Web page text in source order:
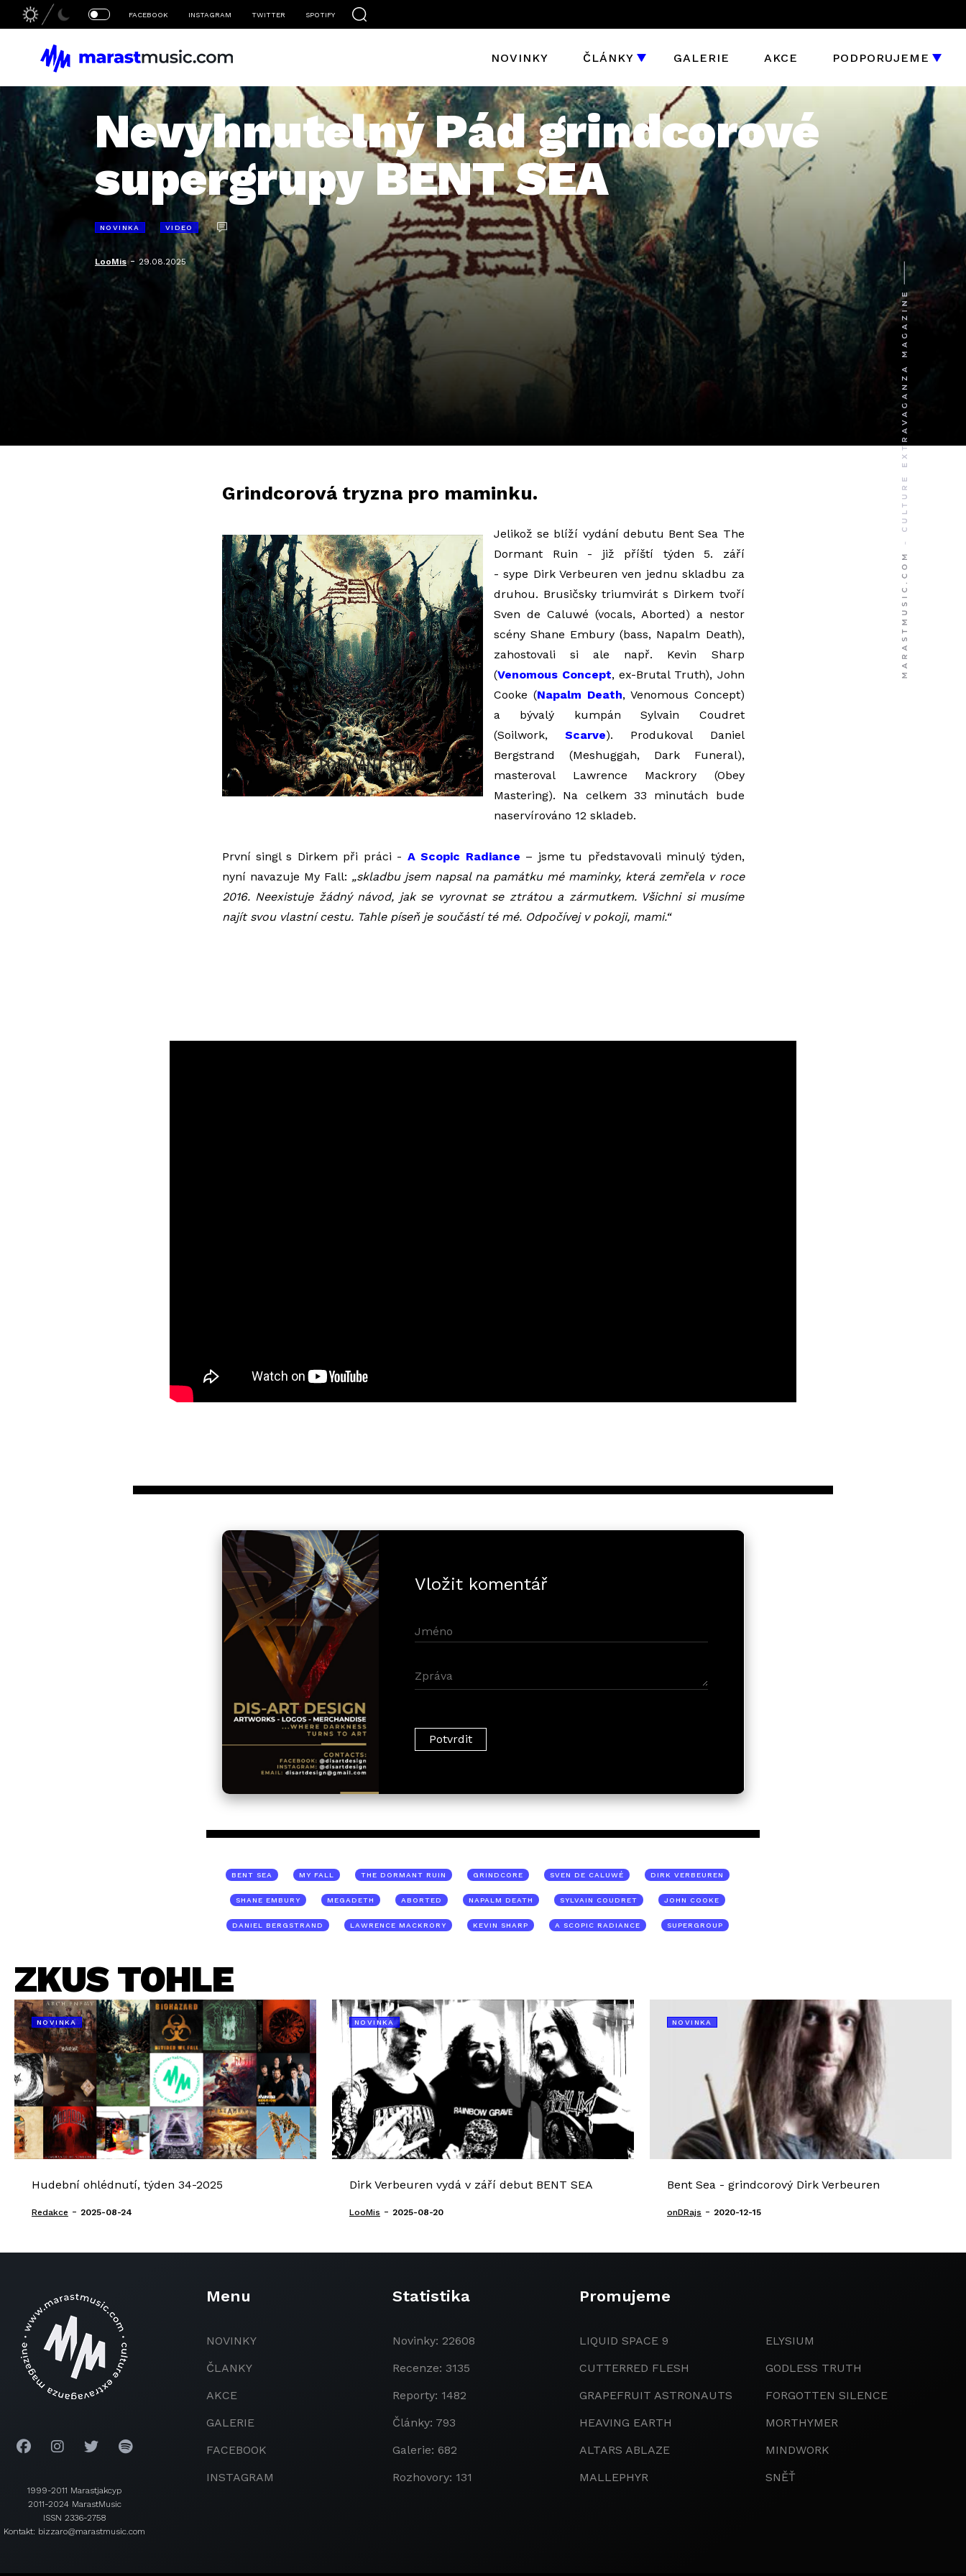
FACEBOOK INSTAGRAM TWITTER SPOTIFY
NOVINKY ČLÁNKY GALERIE AKCE PODPORUJEME
Nevyhnutelný Pád grindcorové
supergrupy BENT SEA
NOVINKA VIDEO
LooMis-29.08.2025
Grindcorová tryzna pro maminku.
Jelikož se blíží vydání debutu Bent Sea The
Dormant Ruin - již příští týden 5. září
- sype Dirk Verbeuren ven jednu skladbu za
druhou. Brusičsky triumvirát s Dirkem tvoří
Sven de Caluwé (vocals, Aborted) a nestor
scény Shane Embury (bass, Napalm Death),
zahostovali si ale např. Kevin Sharp
(Venomous Concept, ex-Brutal Truth), John
Cooke (Napalm Death, Venomous Concept)
a bývalý kumpán Sylvain Coudret
(Soilwork,Scarve). Produkoval Daniel
Bergstrand (Meshuggah, Dark Funeral),
masteroval Lawrence Mackrory (Obey
Mastering). Na celkem 33 minutách bude
naservírováno 12 skladeb.
První singl s Dirkem při práci - A Scopic Radiance – jsme tu představovali minulý týden,
nyní navazuje My Fall: „skladbu jsem napsal na památku mé maminky, která zemřela v roce
2016. Neexistuje žádný návod, jak se vyrovnat se ztrátou a zármutkem. Všichni si musíme
najít svou vlastní cestu. Tahle píseň je součástí té mé. Odpočívej v pokoji, mami.“
Vložit komentář
BENT SEA MY FALL THE DORMANT RUIN GRINDCORE SVEN DE CALUWÉ DIRK VERBEUREN
SHANE EMBURY MEGADETH ABORTED NAPALM DEATH SYLVAIN COUDRET JOHN COOKE
DANIEL BERGSTRAND LAWRENCE MACKRORY KEVIN SHARP A SCOPIC RADIANCE SUPERGROUP
ZKUS TOHLE
NOVINKA
Hudební ohlédnutí, týden 34-2025
Redakce - 2025-08-24
NOVINKA
Dirk Verbeuren vydá v září debut BENT SEA
LooMis - 2025-08-20
NOVINKA
Bent Sea - grindcorový Dirk Verbeuren
onDRajs - 2020-12-15
1999-2011 Marastjakcyp
2011-2024 MarastMusic
ISSN 2336-2758
Kontakt: bizzaro@marastmusic.com
Menu
NOVINKY
ČLANKY
AKCE
GALERIE
FACEBOOK
INSTAGRAM
Statistika
Novinky: 22608
Recenze: 3135
Reporty: 1482
Články: 793
Galerie: 682
Rozhovory: 131
Promujeme
LIQUID SPACE 9
CUTTERRED FLESH
GRAPEFRUIT ASTRONAUTS
HEAVING EARTH
ALTARS ABLAZE
MALLEPHYR
ELYSIUM
GODLESS TRUTH
FORGOTTEN SILENCE
MORTHYMER
MINDWORK
SNĚŤ